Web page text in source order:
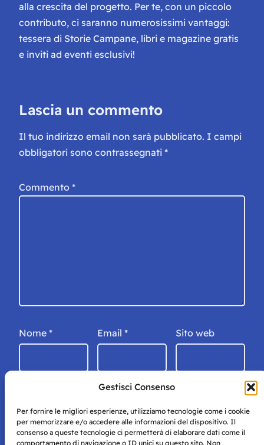
Gestisci Consenso
Per fornire le migliori esperienze, utilizziamo tecnologie come i cookie
per memorizzare e/o accedere alle informazioni del dispositivo. Il
consenso a queste tecnologie ci permetterà di elaborare dati come il
comportamento di navigazione o ID unici su questo sito. Non
alla crescita del progetto. Per te, con un piccolo
contributo, ci saranno numerosissimi vantaggi:
tessera di Storie Campane, libri e magazine gratis
e inviti ad eventi esclusivi!
Lascia un commento
Il tuo indirizzo email non sarà pubblicato. I campi
obbligatori sono contrassegnati *
Commento *
Nome * Email * Sito web